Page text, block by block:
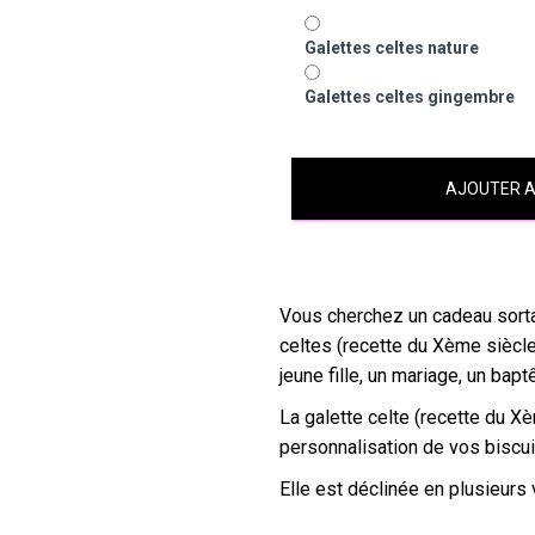
Galettes celtes nature
Galettes celtes gingembre
AJOUTER
Vous cherchez un cadeau
celtes (recette du Xème
jeune fille, un mariage, un
La galette celte (recette du
personnalisation de vos
Elle est déclinée en plusieurs